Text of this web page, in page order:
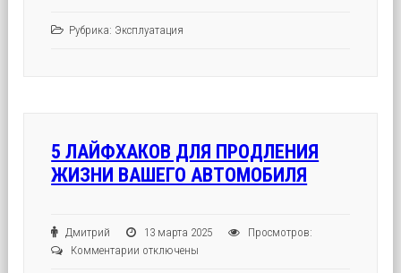
Рубрика: Эксплуатация
5 ЛАЙФХАКОВ ДЛЯ ПРОДЛЕНИЯ
ЖИЗНИ ВАШЕГО АВТОМОБИЛЯ
Дмитрий 13 марта 2025
Просмотров:
Комментарии котключены